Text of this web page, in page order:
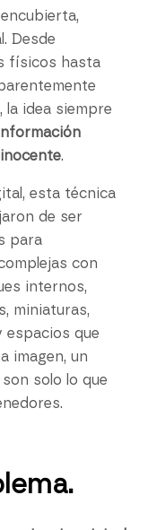
Desde
físicos hasta
la idea siempre
.
esta técnica
de ser
para
con
internos,
miniaturas,
espacios que
imagen, un
solo lo que